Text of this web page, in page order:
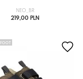
NEO_BR
219,00 PLN